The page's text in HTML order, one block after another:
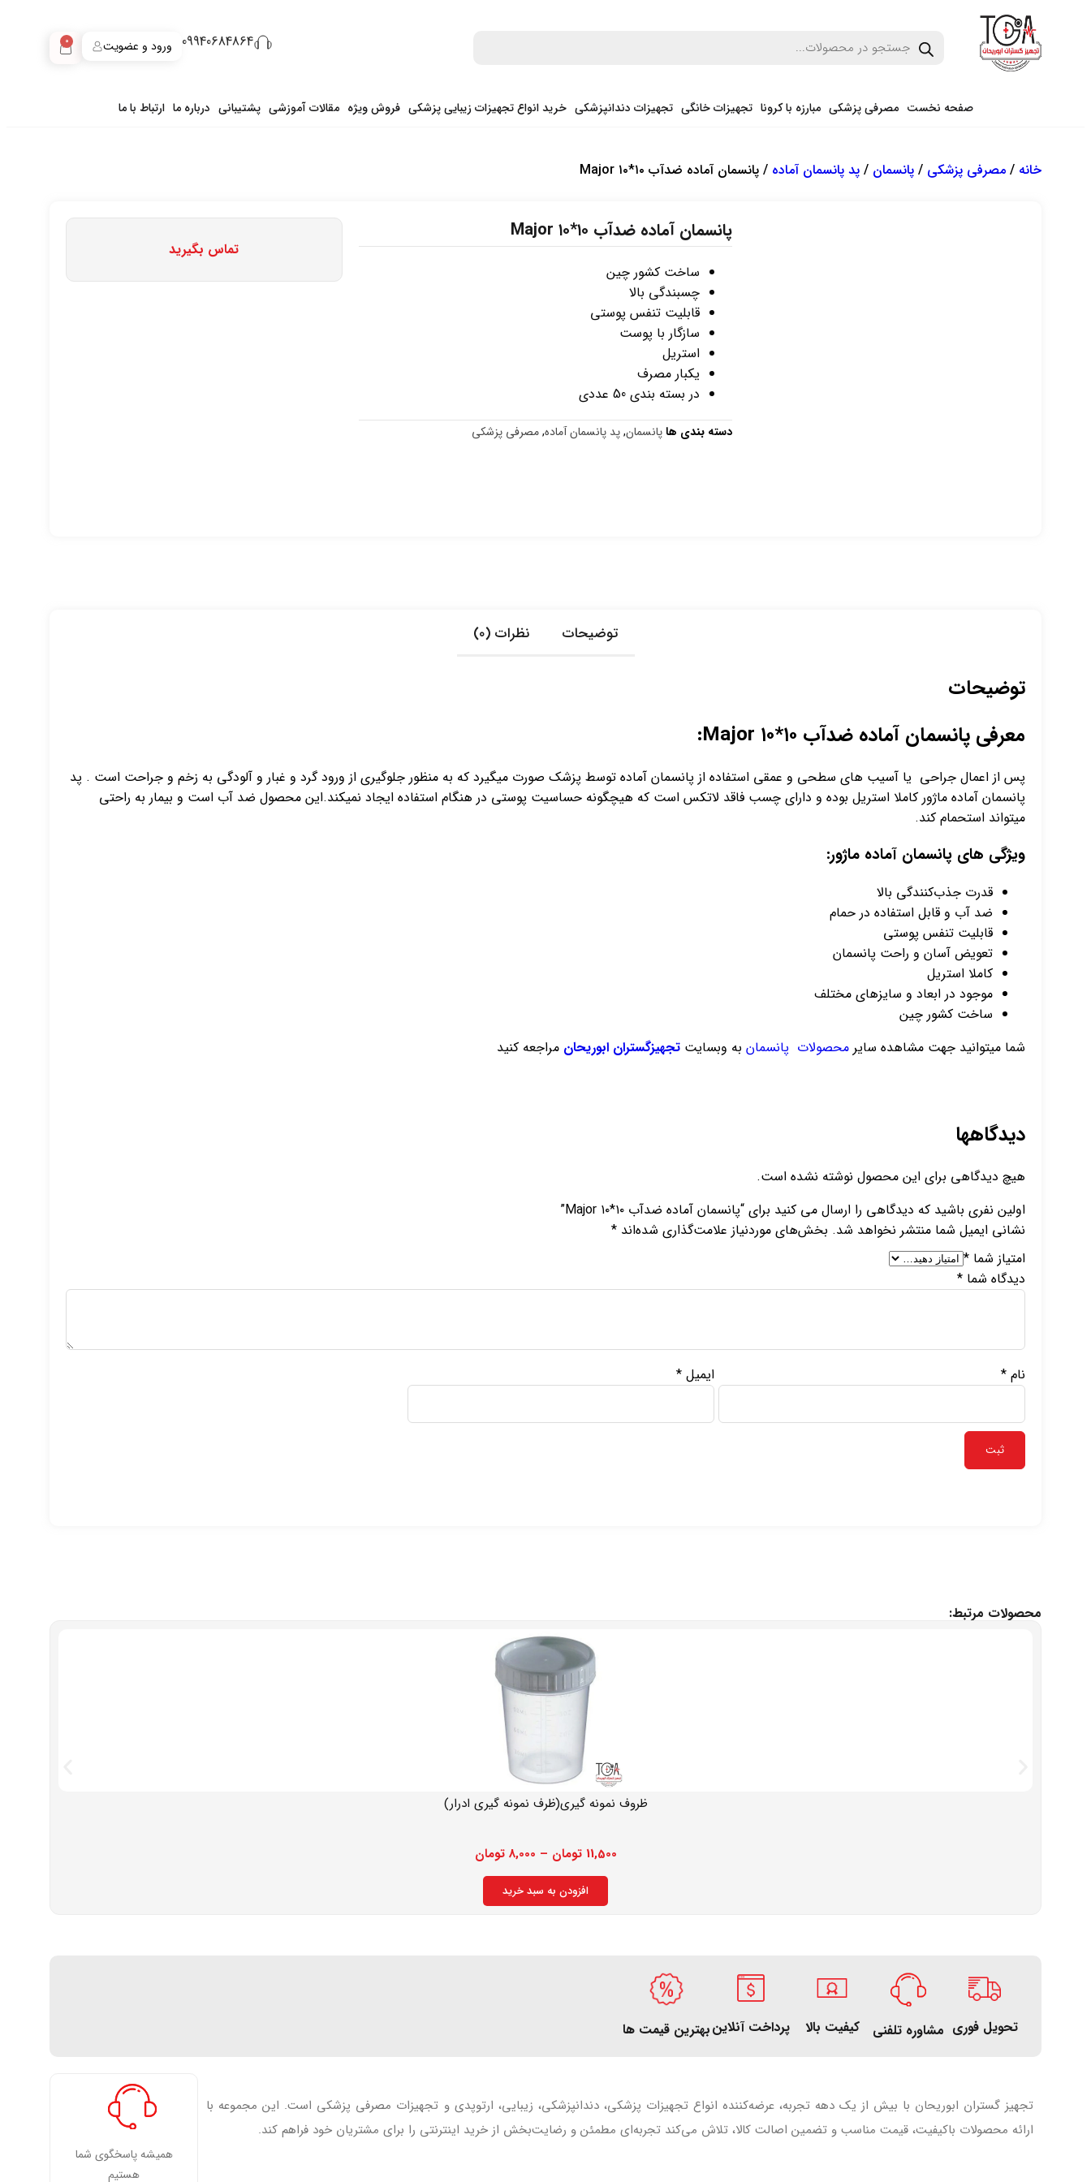
0 ورود و عضویت 09940684864
صفحه نخست مصرفی پزشکی مبارزه با کرونا تجهیزات خانگی تجهیزات دندانپزشکی خرید انواع تجهیزات زیبایی پزشکی فروش ویژه مقالات آموزشی پشتیبانی درباره ما ارتباط با ما
خانه / مصرفی پزشکی / پانسمان / پد پانسمان آماده / پانسمان آماده ضدآب ۱۰*۱۰ Major
پانسمان آماده ضدآب ۱۰*۱۰ Major
ساخت کشور چین
چسبندگی بالا
قابلیت تنفس پوستی
سازگار با پوست
استریل
یکبار مصرف
در بسته بندی 50 عددی
دسته بندی ها پانسمان,پد پانسمان آماده,مصرفی پزشکی
تماس بگیرید
توضیحات نظرات (0)
توضیحات
معرفی پانسمان آماده ضدآب ۱۰*۱۰ Major:
پس از اعمال جراحی یا آسیب های سطحی و عمقی استفاده از پانسمان آماده توسط پزشک صورت میگیرد که به منظور جلوگیری از ورود گرد و غبار و آلودگی به زخم و جراحت است . پد
پانسمان آماده ماژور کاملا استریل بوده و دارای چسب فاقد لاتکس است که هیچگونه حساسیت پوستی در هنگام استفاده ایجاد نمیکند.این محصول ضد آب است و بیمار به راحتی
میتواند استحمام کند.
ویژگی های پانسمان آماده ماژور:
قدرت جذب‌کنندگی بالا
ضد آب و قابل استفاده در حمام
قابلیت تنفس پوستی
تعویض آسان و راحت پانسمان
کاملا استریل
موجود در ابعاد و سایزهای مختلف
ساخت کشور چین
شما میتوانید جهت مشاهده سایر محصولات پانسمان به وبسایت تجهیزگستران ابوریحان مراجعه کنید
دیدگاهها
هیچ دیدگاهی برای این محصول نوشته نشده است.
اولین نفری باشید که دیدگاهی را ارسال می کنید برای “پانسمان آماده ضدآب ۱۰*۱۰ Major”
نشانی ایمیل شما منتشر نخواهد شد. بخش‌های موردنیاز علامت‌گذاری شده‌اند *
امتیاز شما *
دیدگاه شما *
نام * ایمیل*
محصولات مرتبط:
ظروف نمونه گیری(ظرف نمونه گیری ادرار)
11,500 تومان –
8,000 تومان
افزودن به سبد خرید
تحویل فوری مشاوره تلفنی کیفیت بالا پرداخت آنلاینبهترین قیمت ها
تجهیز گستران ابوریحان با بیش از یک دهه تجربه، عرضه‌کننده انواع تجهیزات پزشکی، دندانپزشکی، زیبایی، ارتوپدی و تجهیزات مصرفی پزشکی است. این مجموعه با
ارائه محصولات باکیفیت، قیمت مناسب و تضمین اصالت کالا، تلاش می‌کند تجربه‌ای مطمئن و رضایت‌بخش از خرید اینترنتی را برای مشتریان خود فراهم کند.
همیشه پاسخگوی شما
هستیم